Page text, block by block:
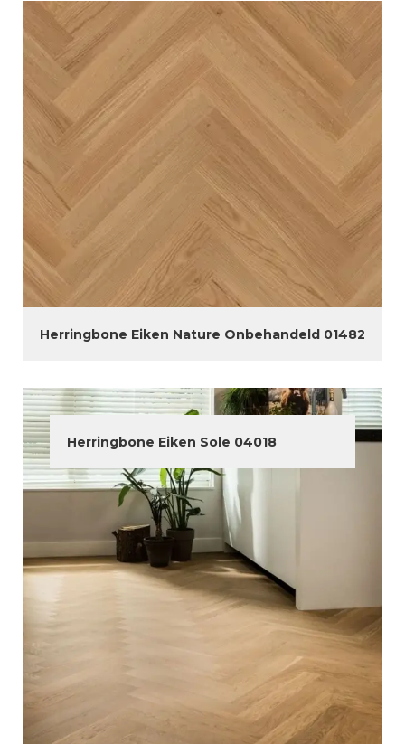
Herringbone Eiken Nature Onbehandeld 01482
Herringbone Eiken Sole 04018